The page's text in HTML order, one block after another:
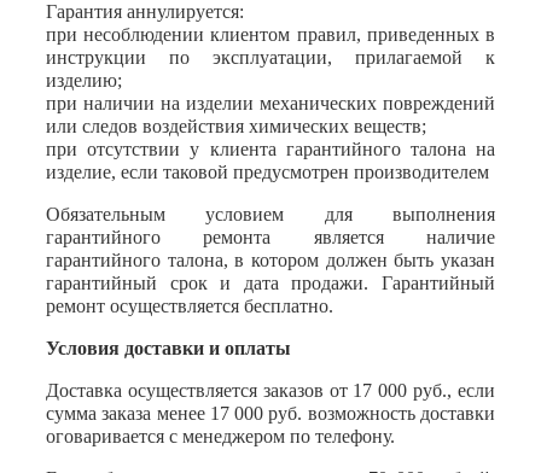
Гарантия аннулируется:
при несоблюдении клиентом правил, приведенных в
инструкции по эксплуатации, прилагаемой к
изделию;
при наличии на изделии механических повреждений
или следов воздействия химических веществ;
при отсутствии у клиента гарантийного талона на
изделие, если таковой предусмотрен производителем
Обязательным условием для выполнения
гарантийного ремонта является наличие
гарантийного талона, в котором должен быть указан
гарантийный срок и дата продажи. Гарантийный
ремонт осуществляется бесплатно.
Условия доставки и оплаты
Доставка осуществляется заказов от 17 000 руб., если
сумма заказа менее 17 000 руб. возможность доставки
оговаривается с менеджером по телефону.